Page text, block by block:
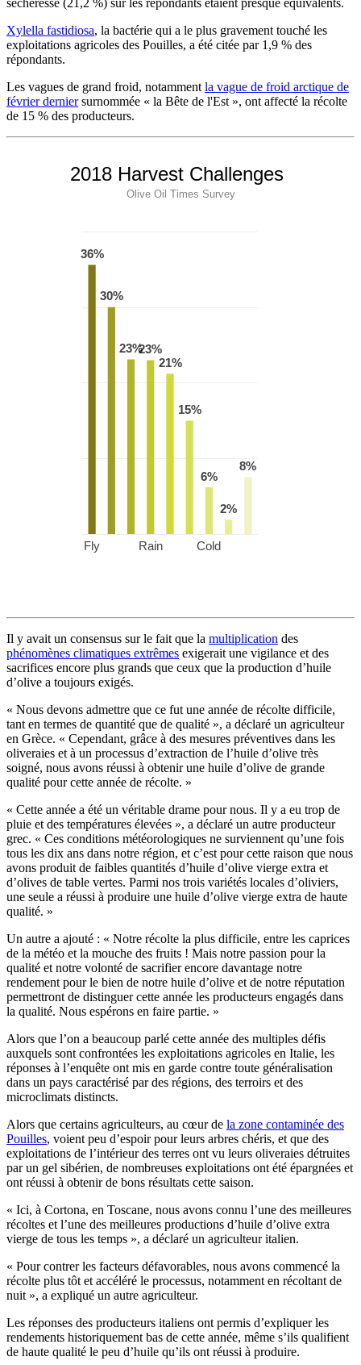
Xylella fastidiosa, la bactérie qui a le plus gravement touché les
exploitations agricoles des Pouilles, a été citée par 1,9 % des
répondants.
Les vagues de grand froid, notamment la vague de froid arctique de
février derniersurnommée « la Bête de l'Est », ont affecté la récolte
de 15 % des producteurs.
Il y avait un consensus sur le fait que la multiplication des
phénomènes climatiques extrêmes exigerait une vigilance et des
sacrifices encore plus grands que ceux que la production d’huile
d’olive a toujours exigés.
« Nous devons admettre que ce fut une année de récolte difficile,
tant en termes de quantité que de qualité », a déclaré un agriculteur
en Grèce. « Cependant, grâce à des mesures préventives dans les
oliveraies et à un processus d’extraction de l’huile d’olive très
soigné, nous avons réussi à obtenir une huile d’olive de grande
qualité pour cette année de récolte. »
« Cette année a été un véritable drame pour nous. Il y a eu trop de
pluie et des températures élevées », a déclaré un autre producteur
grec. « Ces conditions météorologiques ne surviennent qu’une fois
tous les dix ans dans notre région, et c’est pour cette raison que nous
avons produit de faibles quantités d’huile d’olive vierge extra et
d’olives de table vertes. Parmi nos trois variétés locales d’oliviers,
une seule a réussi à produire une huile d’olive vierge extra de haute
qualité. »
Un autre a ajouté : « Notre récolte la plus difficile, entre les caprices
de la météo et la mouche des fruits ! Mais notre passion pour la
qualité et notre volonté de sacrifier encore davantage notre
rendement pour le bien de notre huile d’olive et de notre réputation
permettront de distinguer cette année les producteurs engagés dans
la qualité. Nous espérons en faire partie. »
Alors que l’on a beaucoup parlé cette année des multiples défis
auxquels sont confrontées les exploitations agricoles en Italie, les
réponses à l’enquête ont mis en garde contre toute généralisation
dans un pays caractérisé par des régions, des terroirs et des
microclimats distincts.
Alors que certains agriculteurs, au cœur de la zone contaminée des
Pouilles, voient peu d’espoir pour leurs arbres chéris, et que des
exploitations de l’intérieur des terres ont vu leurs oliveraies détruites
par un gel sibérien, de nombreuses exploitations ont été épargnées et
ont réussi à obtenir de bons résultats cette saison.
« Ici, à Cortona, en Toscane, nous avons connu l’une des meilleures
récoltes et l’une des meilleures productions d’huile d’olive extra
vierge de tous les temps », a déclaré un agriculteur italien.
« Pour contrer les facteurs défavorables, nous avons commencé la
récolte plus tôt et accéléré le processus, notamment en récoltant de
nuit », a expliqué un autre agriculteur.
Les réponses des producteurs italiens ont permis d’expliquer les
rendements historiquement bas de cette année, même s’ils qualifient
de haute qualité le peu d’huile qu’ils ont réussi à produire.